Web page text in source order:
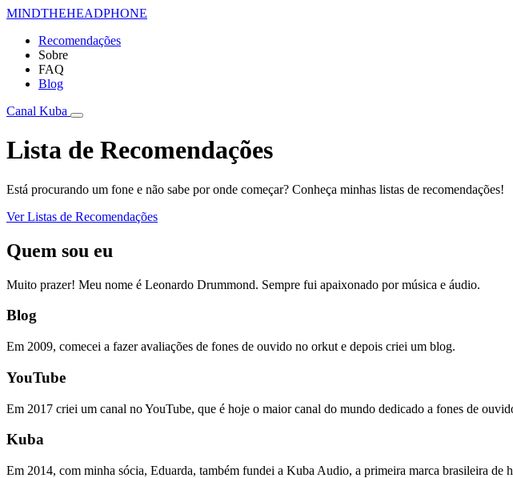
MINDTHEHEADPHONE
Recomendações
Sobre
FAQ
Blog
Canal Kuba
Lista de Recomendações
Está procurando um fone e não sabe por onde começar? Conheça minhas listas de recomendações!
Ver Listas de Recomendações
Quem sou eu
Muito prazer! Meu nome é Leonardo Drummond. Sempre fui apaixonado por música e áudio.
Blog
Em 2009, comecei a fazer avaliações de fones de ouvido no orkut e depois criei um blog.
YouTube
Em 2017 criei um canal no YouTube, que é hoje o maior canal do mundo dedicado a fones de
Kuba
Em 2014, com minha sócia, Eduarda, também fundei a Kuba Audio, a primeira marca brasileira de